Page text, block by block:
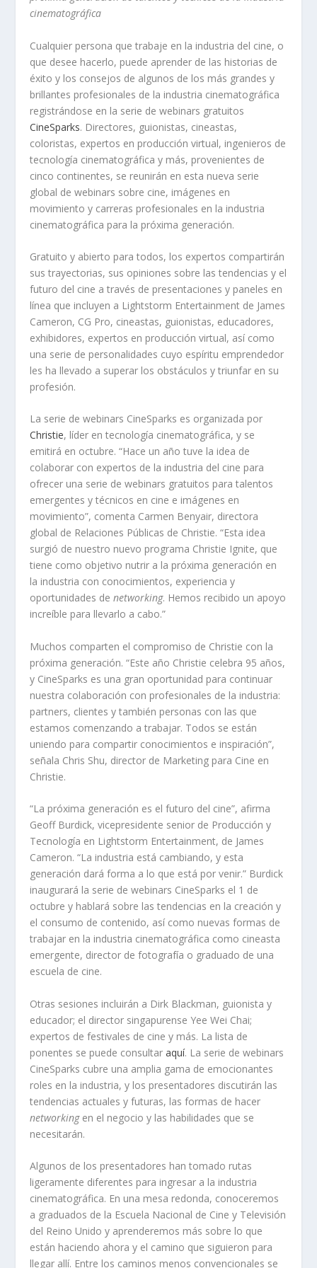
cinematográfica
Cualquier persona que trabaje en la industria del cine, o
que desee hacerlo, puede aprender de las historias de
éxito y los consejos de algunos de los más grandes y
brillantes profesionales de la industria cinematográfica
registrándose en la serie de webinars gratuitos
CineSparks. Directores, guionistas, cineastas,
coloristas, expertos en producción virtual, ingenieros de
tecnología cinematográfica y más, provenientes de
cinco continentes, se reunirán en esta nueva serie
global de webinars sobre cine, imágenes en
movimiento y carreras profesionales en la industria
cinematográfica para la próxima generación.
Gratuito y abierto para todos, los expertos compartirán
sus trayectorias, sus opiniones sobre las tendencias y el
futuro del cine a través de presentaciones y paneles en
línea que incluyen a Lightstorm Entertainment de James
Cameron, CG Pro, cineastas, guionistas, educadores,
exhibidores, expertos en producción virtual, así como
una serie de personalidades cuyo espíritu emprendedor
les ha llevado a superar los obstáculos y triunfar en su
profesión.
La serie de webinars CineSparks es organizada por
Christie, líder en tecnología cinematográfica, y se
emitirá en octubre. “Hace un año tuve la idea de
colaborar con expertos de la industria del cine para
ofrecer una serie de webinars gratuitos para talentos
emergentes y técnicos en cine e imágenes en
movimiento”, comenta Carmen Benyair, directora
global de Relaciones Públicas de Christie. “Esta idea
surgió de nuestro nuevo programa Christie Ignite, que
tiene como objetivo nutrir a la próxima generación en
la industria con conocimientos, experiencia y
oportunidades denetworking. Hemos recibido un apoyo
increíble para llevarlo a cabo.”
Muchos comparten el compromiso de Christie con la
próxima generación. “Este año Christie celebra 95 años,
y CineSparks es una gran oportunidad para continuar
nuestra colaboración con profesionales de la industria:
partners, clientes y también personas con las que
estamos comenzando a trabajar. Todos se están
uniendo para compartir conocimientos e inspiración”,
señala Chris Shu, director de Marketing para Cine en
Christie.
“La próxima generación es el futuro del cine”, afirma
Geoff Burdick, vicepresidente senior de Producción y
Tecnología en Lightstorm Entertainment, de James
Cameron. “La industria está cambiando, y esta
generación dará forma a lo que está por venir.” Burdick
inaugurará la serie de webinars CineSparks el 1 de
octubre y hablará sobre las tendencias en la creación y
el consumo de contenido, así como nuevas formas de
trabajar en la industria cinematográfica como cineasta
emergente, director de fotografía o graduado de una
escuela de cine.
Otras sesiones incluirán a Dirk Blackman, guionista y
educador; el director singapurense Yee Wei Chai;
expertos de festivales de cine y más. La lista de
ponentes se puede consultaraquí. La serie de webinars
CineSparks cubre una amplia gama de emocionantes
roles en la industria, y los presentadores discutirán las
tendencias actuales y futuras, las formas de hacer
networkingen el negocio y las habilidades que se
necesitarán.
Algunos de los presentadores han tomado rutas
ligeramente diferentes para ingresar a la industria
cinematográfica. En una mesa redonda, conoceremos
a graduados de la Escuela Nacional de Cine y Televisión
del Reino Unido y aprenderemos más sobre lo que
están haciendo ahora y el camino que siguieron para
llegar allí. Entre los caminos menos convencionales se